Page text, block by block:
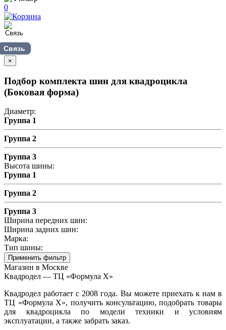
0
Связь
×
Подбор комплекта шин для квадроцикла
(Боковая форма)
Диаметр:
Группа 1
Группа 2
Группа 3
Высота шины:
Группа 1
Группа 2
Группа 3
Ширина передних шин:
Ширина задних шин:
Марка:
Тип шины:
Применить фильтр
Магазин в Москве
Квадродел — ТЦ «Формула Х»
Квадродел работает с 2008 года. Вы можете приехать к нам в
ТЦ «Формула Х», получить консультацию, подобрать товары
для квадроцикла по модели техники и условиям
эксплуатации, а также забрать заказ.